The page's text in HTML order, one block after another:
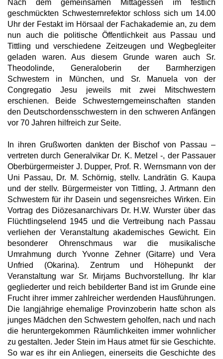
Nach dem gemeinsamen Mittagessen im festlich
geschmückten Schwesternrefektor schloss sich um 14.00
Uhr der Festakt im Hörsaal der Fachakademie an, zu dem
nun auch die politische Öffentlichkeit aus Passau und
Tittling und verschiedene Zeitzeugen und Wegbegleiter
geladen waren. Aus diesem Grunde waren auch Sr.
Theodolinde, Generaloberin der Barmherzigen
Schwestern in München, und Sr. Manuela von der
Congregatio Jesu jeweils mit zwei Mitschwestern
erschienen. Beide Schwesterngemeinschaften standen
den Deutschordensschwestern in den schweren Anfängen
vor 70 Jahren hilfreich zur Seite.
In ihren Grußworten dankten der Bischof von Passau –
vertreten durch Generalvikar Dr. K. Metzel -, der Passauer
Oberbürgermeister J. Dupper, Prof. R. Wernsmann von der
Uni Passau, Dr. M. Schörnig, stellv. Landrätin G. Kaupa
und der stellv. Bürgermeister von Tittling, J. Artmann den
Schwestern für ihr Dasein und segensreiches Wirken. Ein
Vortrag des Diözesanarchivars Dr. H.W. Wurster über das
Flüchtlingselend 1945 und die Vertreibung nach Passau
verliehen der Veranstaltung akademisches Gewicht. Ein
besonderer Ohrenschmaus war die musikalische
Umrahmung durch Yvonne Zehner (Gitarre) und Vera
Unfried (Okarina). Zentrum und Höhepunkt der
Veranstaltung war Sr. Mirjams Buchvorstellung. Ihr klar
gegliederter und reich bebilderter Band ist im Grunde eine
Frucht ihrer immer zahlreicher werdenden Hausführungen.
Die langjährige ehemalige Provinzoberin hatte schon als
junges Mädchen den Schwestern geholfen, nach und nach
die heruntergekommen Räumlichkeiten immer wohnlicher
zu gestalten. Jeder Stein im Haus atmet für sie Geschichte.
So war es ihr ein Anliegen, einerseits die Geschichte des